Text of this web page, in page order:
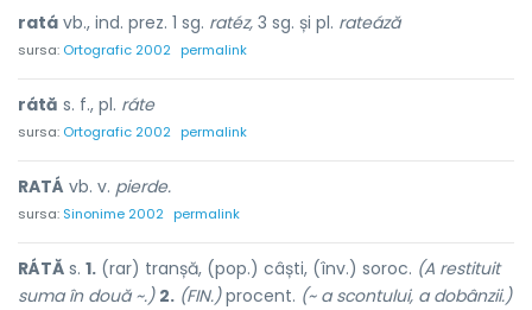
ratá vb., ind. prez. 1 sg. ratéz, 3 sg. și pl. rateáză
sursa: Ortografic 2002 permalink
rátă s. f., pl. ráte
sursa: Ortografic 2002 permalink
RATÁ vb. v. pierde.
sursa: Sinonime 2002 permalink
RÁTĂ s. 1. (rar) tranșă, (pop.) câști, (înv.) soroc. (A restituit
suma în două ~.) 2. (FIN.)procent. (~ a scontului, a dobânzii.)